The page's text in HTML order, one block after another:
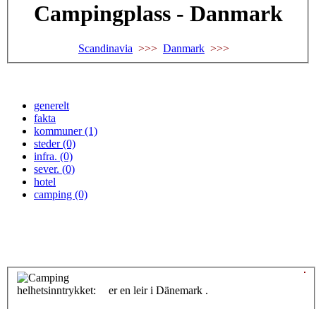
Campingplass - Danmark
Scandinavia >>> Danmark
generelt
fakta
kommuner (1)
steder (0)
infra. (0)
sever. (0)
hotel
camping (0)
helhetsinntrykket: er en leir i Dänemark .